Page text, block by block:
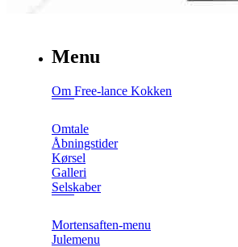
Menu
Om Free-lance Kokken
Omtale
Åbningstider
Kørsel
Galleri
Selskaber
Mortensaften-menu
Julemenu